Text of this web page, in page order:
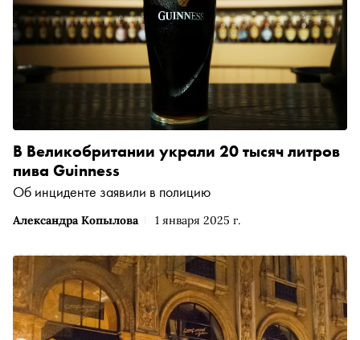
Александра Копылова 1 января 2025 г.
В Великобритании украли 20 тысяч литров
пива Guinness
Об инциденте заявили в полицию